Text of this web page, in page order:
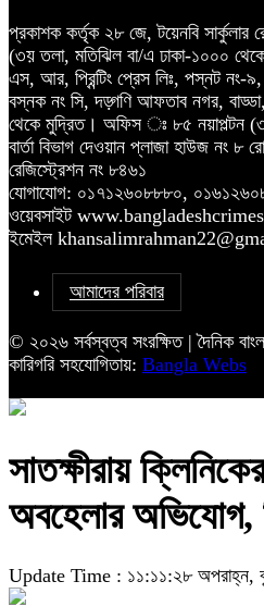
প্রকাশক কর্তৃক ২৮ জে, টয়েনবি সার্কুলার
(৩য় তলা, মতিঝিল বা/এ ঢাকা-১০০০
এস, আর, প্রিন্টিং প্রেস লিঃ, পস্নট নং-
বস্নক নং সি, দড়্গণি আফতাব নগর,
থেকে মুদ্রিত। অফিস ঃ ৮৫ নয়াপল্টন
বার্তা বিভাগ দেওয়ান প্লাজা হাউজ নং
রেজিস্ট্রেশন নং ৮৪৬১
যোগাযোগ: ০১৭১২৬০৮৮৮০,
ওয়েবসাইট
ইমেইল
আমাদের পরিবার
© ২০২৬ সর্বস্বত্ব সংরক্ষিত | দৈনিক
কারিগরি সহযোগিতায়: Bangla Webs
সাতক্ষীরায়
অবহেলার অভিযোগ,
Update Time : ১১:১১:২৮ অপরাহ্ন,